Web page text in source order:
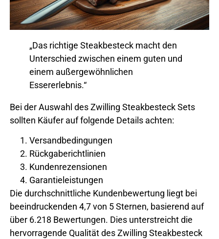
„Das richtige Steakbesteck macht den
Unterschied zwischen einem guten und
einem außergewöhnlichen
Essererlebnis.“
Bei der Auswahl des Zwilling Steakbesteck Sets
sollten Käufer auf folgende Details achten:
Versandbedingungen
Rückgaberichtlinien
Kundenrezensionen
Garantieleistungen
Die durchschnittliche Kundenbewertung liegt bei
beeindruckenden 4,7 von 5 Sternen, basierend auf
über 6.218 Bewertungen. Dies unterstreicht die
hervorragende Qualität des Zwilling Steakbesteck